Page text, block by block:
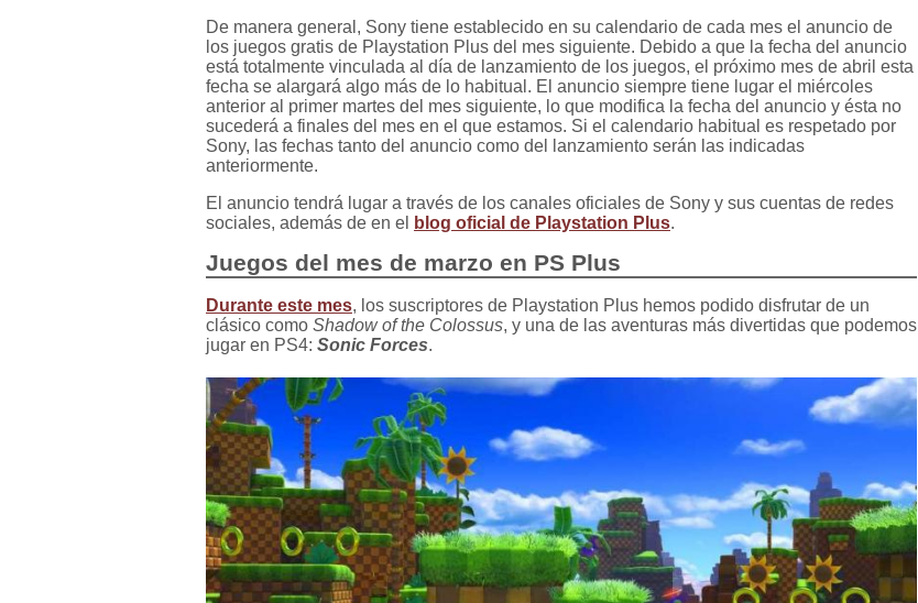
De manera general, Sony tiene establecido en su calendario de cada mes el anuncio de
los juegos gratis de Playstation Plus del mes siguiente. Debido a que la fecha del anuncio
está totalmente vinculada al día de lanzamiento de los juegos, el próximo mes de abril esta
fecha se alargará algo más de lo habitual. El anuncio siempre tiene lugar el miércoles
anterior al primer martes del mes siguiente, lo que modifica la fecha del anuncio y ésta no
sucederá a finales del mes en el que estamos. Si el calendario habitual es respetado por
Sony, las fechas tanto del anuncio como del lanzamiento serán las indicadas
anteriormente.
El anuncio tendrá lugar a través de los canales oficiales de Sony y sus cuentas de redes
sociales, además de en el
blog oficial de Playstation Plus.
Juegos del mes de marzo en PS Plus
Durante este mes, los suscriptores de Playstation Plus hemos podido disfrutar de un
clásico como Shadow of the Colossus, y una de las aventuras más divertidas que podemos
jugar en PS4: Sonic Forces.